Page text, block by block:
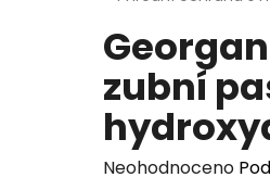
zubní
Průměrné
Neohodnoceno